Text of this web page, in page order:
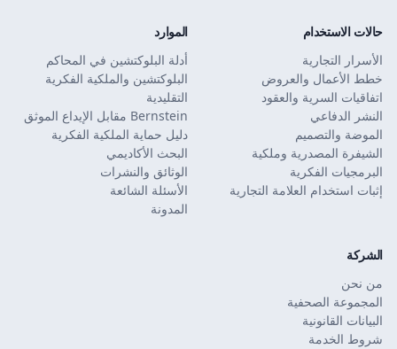
حالات الاستخدام
الأسرار التجارية
خطط الأعمال والعروض
اتفاقيات السرية والعقود
النشر الدفاعي
الموضة والتصميم
الشيفرة المصدرية وملكية
البرمجيات الفكرية
إثبات استخدام العلامة التجارية
الموارد
أدلة البلوكتشين في المحاكم
البلوكتشين والملكية الفكرية
التقليدية
Bernstein مقابل الإيداع الموثق
دليل حماية الملكية الفكرية
البحث الأكاديمي
الوثائق والنشرات
الأسئلة الشائعة
المدونة
الشركة
من نحن
المجموعة الصحفية
البيانات القانونية
شروط الخدمة